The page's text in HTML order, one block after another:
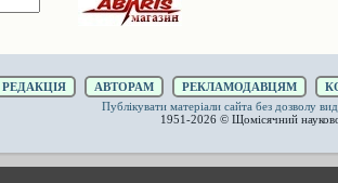
РЕДАКЦІЯ АВТОРАМ РЕКЛАМОДАВЦЯМ
Публікувати матеріали сайта без дозволу
1951-2026 © Щомісячний